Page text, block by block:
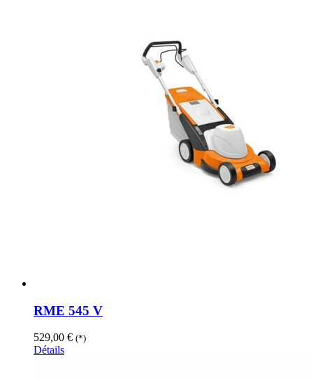
RME 545 V
529,00 € (*)
Détails